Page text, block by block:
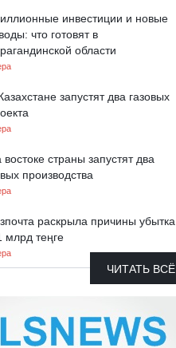
инвестиции и новые
что готовят в
области
запустят два газовых
востоке страны запустят два
производства
раскрыла причины убытка
млрд теңге
ЧИТАТЬ ВСЁ